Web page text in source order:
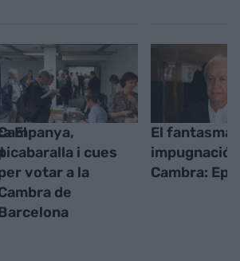
El
i cues
votar a la
de
El fantasma
impugnació
Cambra: